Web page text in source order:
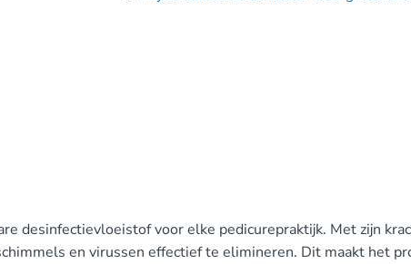
desinfectievloeistof voor elke pedicurepraktijk. Met zijn
en virussen effectief te elimineren. Dit maakt het